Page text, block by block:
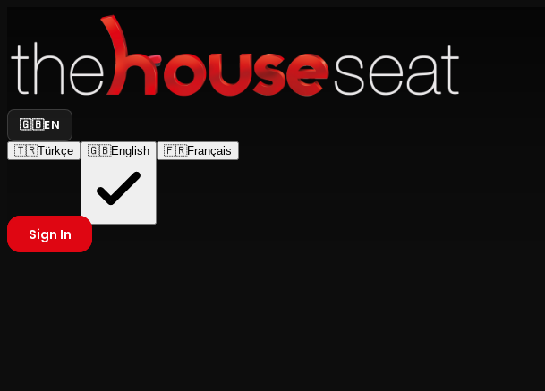
🇬🇧EN
🇹🇷Türkçe 🇬🇧English 🇫🇷Français
Sign In